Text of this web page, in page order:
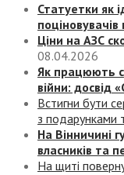
Статуетки як
Ціни на АЗС
08.04.2026
Як працюють
війни: досвід
Встигни бути
з подарунками
На Вінничині
власників та
На щиті